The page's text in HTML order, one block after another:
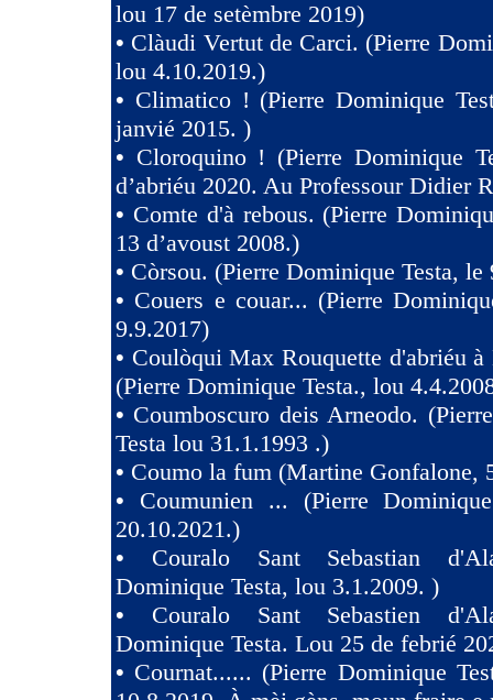
lou 17 de setèmbre 2019)
• Clàudi Vertut de Carci. (Pierre
lou 4.10.2019.)
• Climatico ! (Pierre Dominique
janvié 2015. )
• Cloroquino ! (Pierre Dominique
d’abriéu 2020. Au Professour Didier
• Comte d'à rebous. (Pierre
13 d’avoust 2008.)
• Còrsou. (Pierre Dominique Testa, le
• Couers e couar... (Pierre
9.9.2017)
• Coulòqui Max Rouquette d'abriéu
(Pierre Dominique Testa., lou
• Coumboscuro deis Arneodo.
Testa lou 31.1.1993 .)
• Coumo la fum (Martine Gonfalone,
• Coumunien ... (Pierre
20.10.2021.)
• Couralo Sant Sebastian
Dominique Testa, lou 3.1.2009. )
• Couralo Sant Sebastien
Dominique Testa. Lou 25 de febrié
• Cournat...... (Pierre Dominique